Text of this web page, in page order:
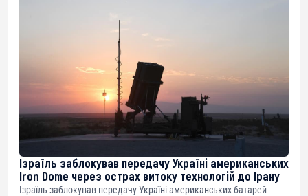
Ізраїль заблокував передачу Україні американських
Iron Dome через острах витоку технологій до Ірану
Ізраїль заблокував передачу Україні американських батарей